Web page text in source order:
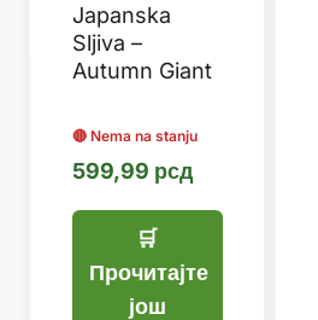
Japanska
Sljiva –
Autumn Giant
599,99 рсд
Прочитајте
још